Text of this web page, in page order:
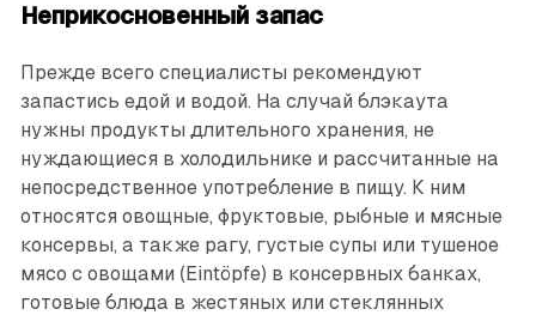
Неприкосновенный запас
Прежде всего специалисты рекомендуют
запастись едой и водой. На случай блэкаута
нужны продукты длительного хранения, не
нуждающиеся в холодильнике и рассчитанные на
непосредственное употреб­ление в пищу. К ним
относятся овощные, фруктовые, рыбные и мясные
консервы, а также рагу, густые супы или тушеное
мясо с овощами (Eintöpfe) в консервных банках,
готовые блюда в жестяных или стеклянных